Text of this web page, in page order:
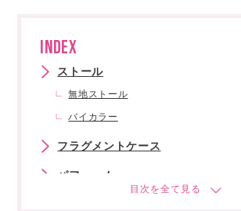
INDEX
ストール
無地ストール
バイカラー
フラグメントケース
パフューム